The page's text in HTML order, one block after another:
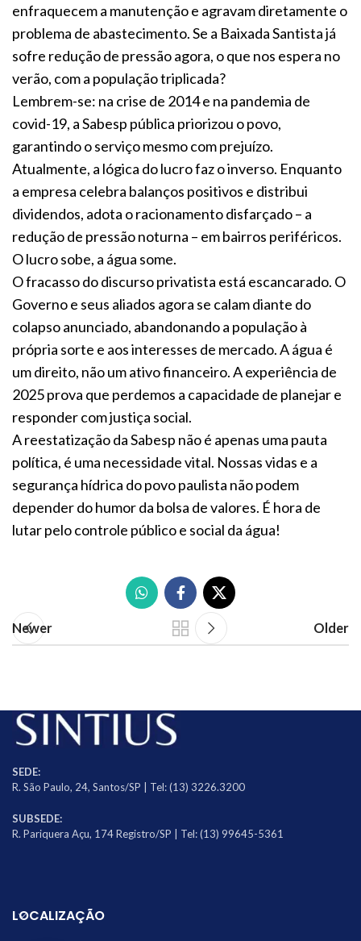
enfraquecem a manutenção e agravam diretamente o
problema de abastecimento. Se a Baixada Santista já
sofre redução de pressão agora, o que nos espera no
verão, com a população triplicada?
Lembrem-se: na crise de 2014 e na pandemia de
covid-19, a Sabesp pública priorizou o povo,
garantindo o serviço mesmo com prejuízo.
Atualmente, a lógica do lucro faz o inverso. Enquanto
a empresa celebra balanços positivos e distribui
dividendos, adota o racionamento disfarçado – a
redução de pressão noturna – em bairros periféricos.
O lucro sobe, a água some.
O fracasso do discurso privatista está escancarado. O
Governo e seus aliados agora se calam diante do
colapso anunciado, abandonando a população à
própria sorte e aos interesses de mercado. A água é
um direito, não um ativo financeiro. A experiência de
2025 prova que perdemos a capacidade de planejar e
responder com justiça social.
A reestatização da Sabesp não é apenas uma pauta
política, é uma necessidade vital. Nossas vidas e a
segurança hídrica do povo paulista não podem
depender do humor da bolsa de valores. É hora de
lutar pelo controle público e social da água!
Newer Older
SEDE:
R. São Paulo, 24, Santos/SP | Tel: (13) 3226.3200
SUBSEDE:
R. Pariquera Açu, 174 Registro/SP | Tel: (13) 99645-5361
LOCALIZAÇÃO